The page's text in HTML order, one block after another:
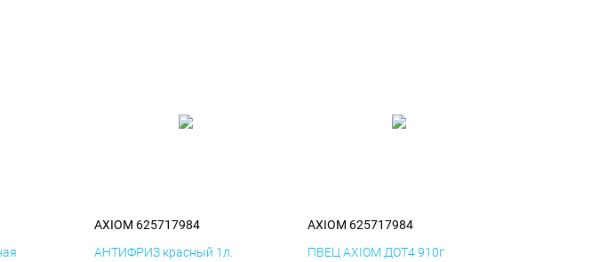
AXIOM 625717984
АНТИФРИЗ красный 1л.
AXIOM 625717984
ПВЕЦ AXIOM ДОТ4 910г